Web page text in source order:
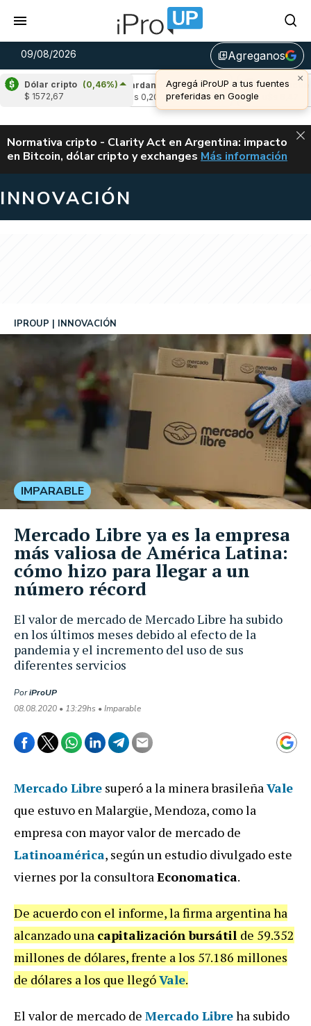
09/08/2026 library_addAgreganos
×
Agregá iProUP a tus fuentes
preferidas en Google
Dólar cripto (0,46%)
$ 1572,67
0,34%) Cardano (-1,28%)
u$s 0,20
Avalanche
u$s 6,47
ALERTA
Normativa cripto - Clarity Act en Argentina: impacto
en Bitcoin, dólar cripto y exchanges CLARITY ACT EN
Más información
INNOVACIÓN
El valor de mercado de Mercado Libre ha subido
en los últimos meses debido al efecto de la
pandemia y el incremento del uso de sus
diferentes servicios
IPROUP INNOVACIÓN
PoriProUP
08.08.2020 • 13:29hs • Imparable
IMPARABLE
Mercado Libre ya es la empresa
más valiosa de América Latina:
cómo hizo para llegar a un
número récord
Mercado Libre superó a la minera brasileñaVale
que estuvo en Malargüe, Mendoza, como la
empresa con mayor valor de mercado de
Latinoamérica, según un estudio divulgado este
viernes por la consultoraEconomatica.
De acuerdo con el informe, la firma argentina ha
alcanzado una capitalización bursátil de 59.352
millones de dólares, frente a los 57.186 millones
de dólares a los que llegóVale.
El valor de mercado de Mercado Libreha subido